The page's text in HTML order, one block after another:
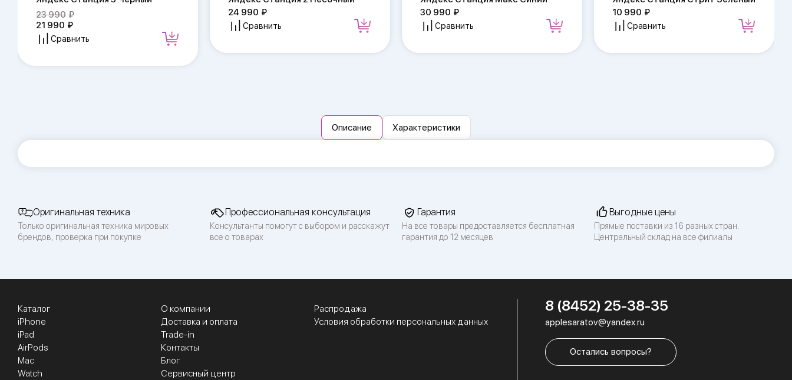
23 990
21 990
Сравнить
24 990
Сравнить
30 990
Сравнить
10 990
Сравнить
Описание Характеристики
Оригинальная техника
Только оригинальная техника мировых
брендов, проверка при покупке
Профессиональная консультация
Консультанты помогут с выбором и расскажут
все о товарах
Гарантия
На все товары предоставляется бесплатная
гарантия до 12 месяцев
Выгодные цены
Прямые поставки из 16 разных стран.
Центральный склад на все филиалы
Каталог
iPhone
iPad
AirPods
Mac
Watch
О компании
Доставка и оплата
Trade-in
Контакты
Блог
Сервисный центр
Распродажа
Условия обработки персональных данных
8 (8452) 25-38-35
applesaratov@yandex.ru
Остались вопросы?